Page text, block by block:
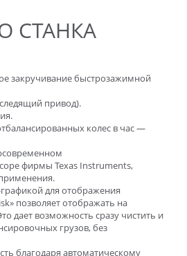
СТАНКА
закручивание быстрозажимной
привод).
колес в час —
фирмы Texas Instruments,
для отображения
позволяет отображать на
дает возможность сразу чистить и
грузов, без
благодаря автоматическому